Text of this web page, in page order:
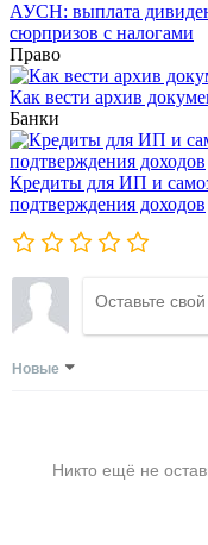
АУСН: выплата
сюрпризов с налогами
Право
Как вести архив
Банки
Кредиты для ИП и
подтверждения доходов
Новые
Никто ещё не